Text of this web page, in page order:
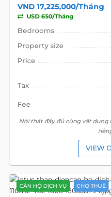
VND 17,225,000/Tháng
USD 650/Tháng
Bedrooms
Property size
Price
Tax
Fee
Nội thất đầy đủ cùng vật dụng
VIEW
CĂN HỘ DỊCH VỤ CHO THUÊ